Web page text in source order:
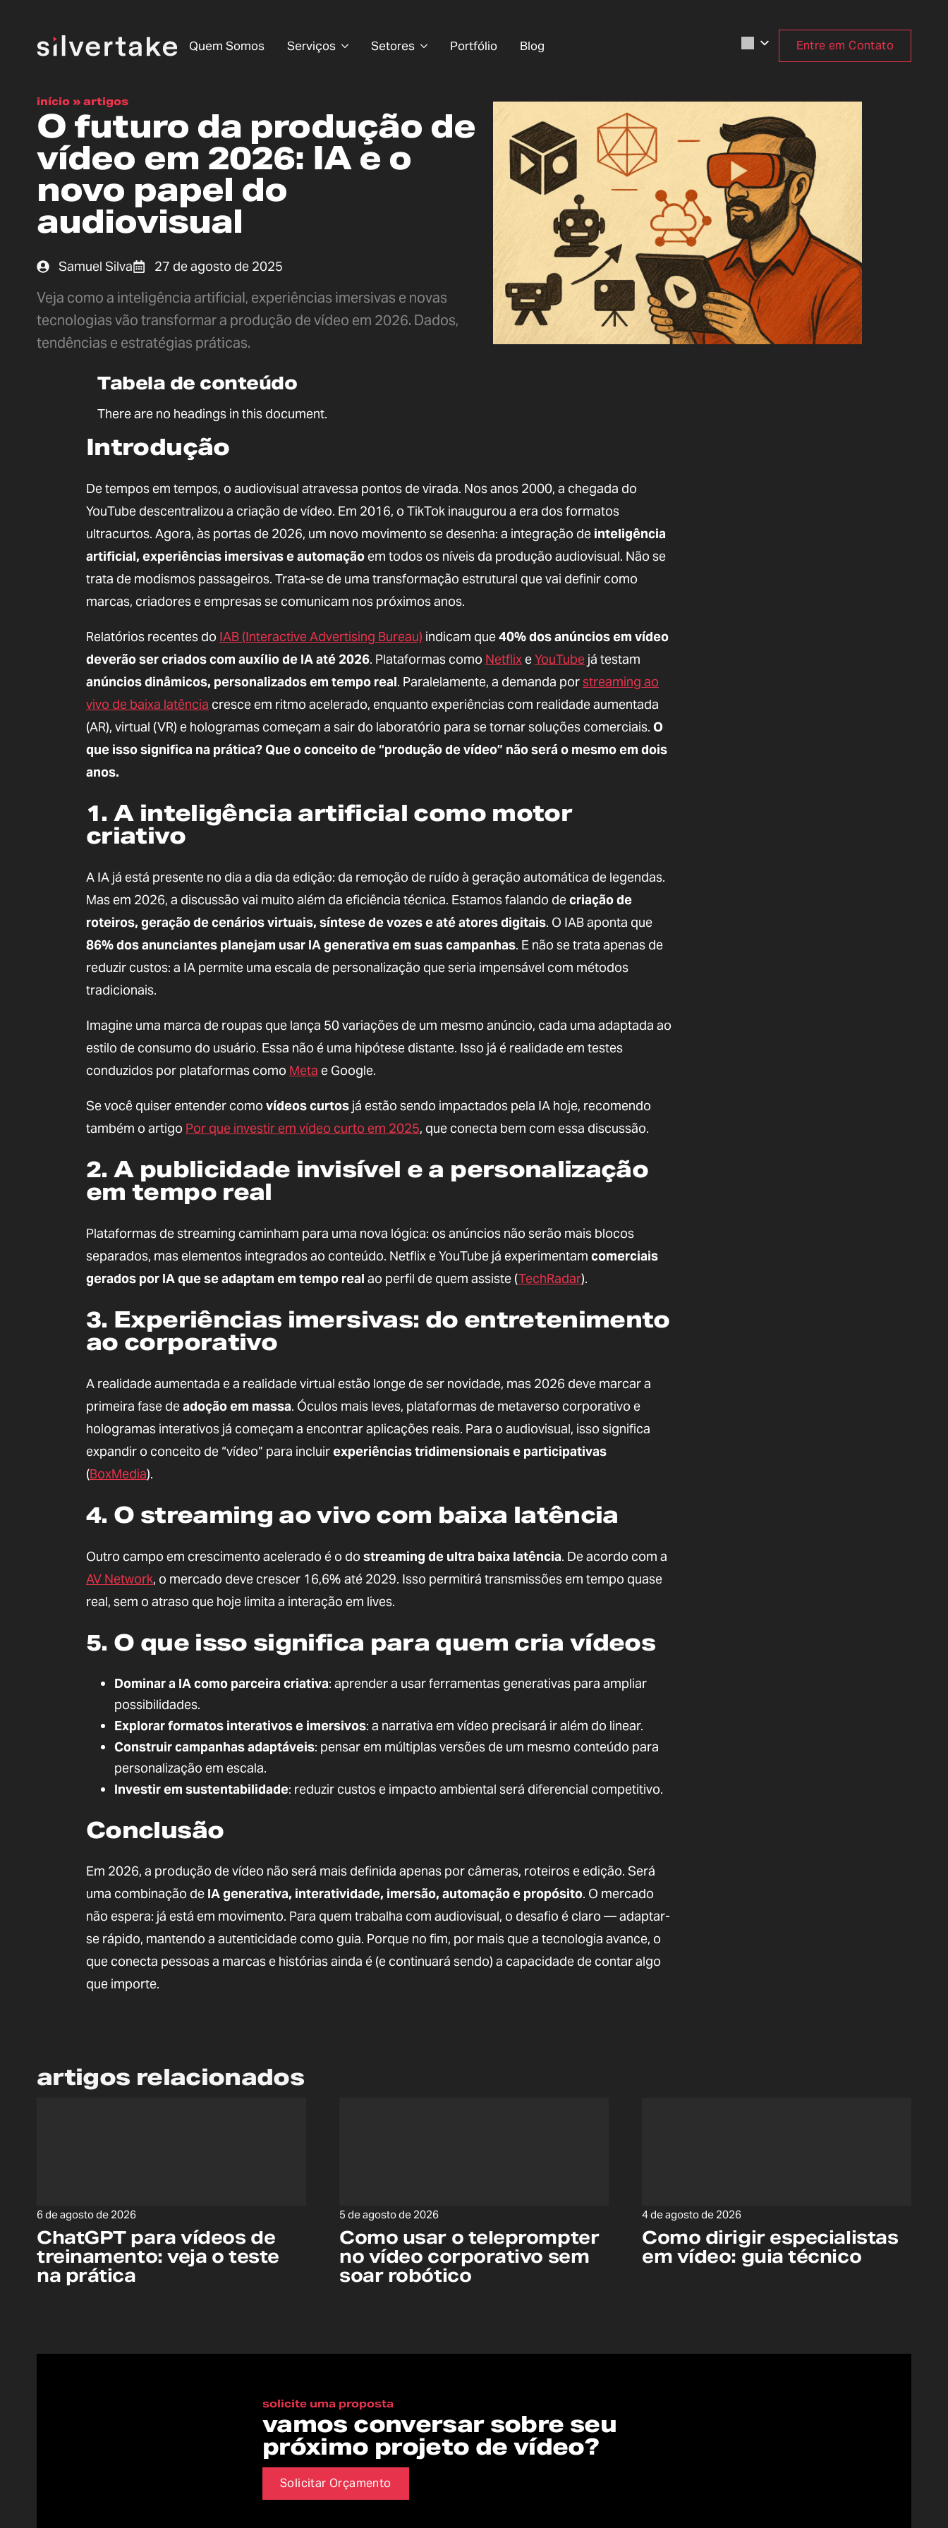
Quem Somos Serviços Setores Portfólio Blog Entre em Contato
início » artigos
O futuro da produção de
vídeo em 2026: IA e o
novo papel do
audiovisual
Samuel Silva 27 de agosto de 2025
Veja como a inteligência artificial, experiências imersivas e novas
tecnologias vão transformar a produção de vídeo em 2026. Dados,
tendências e estratégias práticas.
Tabela de conteúdo
There are no headings in this document.
Introdução
De tempos em tempos, o audiovisual atravessa pontos de virada. Nos anos 2000, a chegada do
YouTube descentralizou a criação de vídeo. Em 2016, o TikTok inaugurou a era dos formatos
ultracurtos. Agora, às portas de 2026, um novo movimento se desenha: a integração de inteligência
artificial, experiências imersivas e automação em todos os níveis da produção audiovisual. Não se
trata de modismos passageiros. Trata-se de uma transformação estrutural que vai definir como
marcas, criadores e empresas se comunicam nos próximos anos.
Relatórios recentes do IAB (Interactive Advertising Bureau) indicam que40% dos anúncios em vídeo
deverão ser criados com auxílio de IA até 2026. Plataformas como Netflix eYouTube já testam
anúncios dinâmicos, personalizados em tempo real. Paralelamente, a demanda porstreaming ao
vivo de baixa latência cresce em ritmo acelerado, enquanto experiências com realidade aumentada
(AR), virtual (VR) e hologramas começam a sair do laboratório para se tornar soluções comerciais. O
que isso significa na prática? Que o conceito de “produção de vídeo” não será o mesmo em dois
anos.
1. A inteligência artificial como motor
criativo
A IA já está presente no dia a dia da edição: da remoção de ruído à geração automática de legendas.
Mas em 2026, a discussão vai muito além da eficiência técnica. Estamos falando decriação de
roteiros, geração de cenários virtuais, síntese de vozes e até atores digitais. O IAB aponta que
86% dos anunciantes planejam usar IA generativa em suas campanhas. E não se trata apenas de
reduzir custos: a IA permite uma escala de personalização que seria impensável com métodos
tradicionais.
Imagine uma marca de roupas que lança 50 variações de um mesmo anúncio, cada uma adaptada ao
estilo de consumo do usuário. Essa não é uma hipótese distante. Isso já é realidade em testes
conduzidos por plataformas como Meta e Google.
Se você quiser entender como vídeos curtos já estão sendo impactados pela IA hoje, recomendo
também o artigo Por que investir em vídeo curto em 2025, que conecta bem com essa discussão.
2. A publicidade invisível e a personalização
em tempo real
Plataformas de streaming caminham para uma nova lógica: os anúncios não serão mais blocos
separados, mas elementos integrados ao conteúdo. Netflix e YouTube já experimentam comerciais
gerados por IA que se adaptam em tempo real ao perfil de quem assiste (TechRadar).
3. Experiências imersivas: do entretenimento
ao corporativo
A realidade aumentada e a realidade virtual estão longe de ser novidade, mas 2026 deve marcar a
primeira fase deadoção em massa. Óculos mais leves, plataformas de metaverso corporativo e
hologramas interativos já começam a encontrar aplicações reais. Para o audiovisual, isso significa
expandir o conceito de “vídeo” para incluirexperiências tridimensionais e participativas
(BoxMedia).
4. O streaming ao vivo com baixa latência
Outro campo em crescimento acelerado é o do streaming de ultra baixa latência. De acordo com a
AV Network, o mercado deve crescer 16,6% até 2029. Isso permitirá transmissões em tempo quase
real, sem o atraso que hoje limita a interação em lives.
5. O que isso significa para quem cria vídeos
Dominar a IA como parceira criativa: aprender a usar ferramentas generativas para ampliar
possibilidades.
Explorar formatos interativos e imersivos: a narrativa em vídeo precisará ir além do linear.
Construir campanhas adaptáveis: pensar em múltiplas versões de um mesmo conteúdo para
personalização em escala.
Investir em sustentabilidade: reduzir custos e impacto ambiental será diferencial competitivo.
Conclusão
Em 2026, a produção de vídeo não será mais definida apenas por câmeras, roteiros e edição. Será
uma combinação de IA generativa, interatividade, imersão, automação e propósito. O mercado
não espera: já está em movimento. Para quem trabalha com audiovisual, o desafio é claro — adaptar-
se rápido, mantendo a autenticidade como guia. Porque no fim, por mais que a tecnologia avance, o
que conecta pessoas a marcas e histórias ainda é (e continuará sendo) a capacidade de contar algo
que importe.
artigos relacionados
ChatGPT para vídeos de
treinamento: veja o teste
na prática
6 de agosto de 2026
Como usar o teleprompter
no vídeo corporativo sem
soar robótico
5 de agosto de 2026
Como dirigir especialistas
em vídeo: guia técnico
4 de agosto de 2026
solicite uma proposta
vamos conversar sobre seu
próximo projeto de vídeo?
Solicitar Orçamento